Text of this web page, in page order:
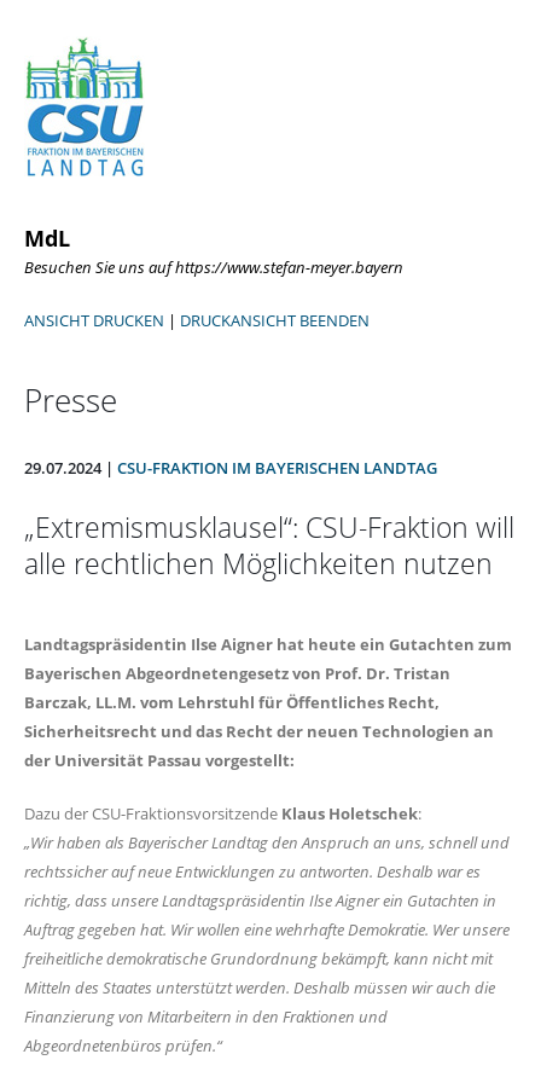
MdL
Besuchen Sie uns auf https://www.stefan-meyer.bayern
ANSICHT DRUCKEN | DRUCKANSICHT BEENDEN
Presse
29.07.2024 | CSU-FRAKTION IM BAYERISCHEN LANDTAG
Extremismusklausel“: CSU-Fraktion will
alle rechtlichen Möglichkeiten nutzen
Landtagspräsidentin Ilse Aigner hat heute ein Gutachten zum
Bayerischen Abgeordnetengesetz von Prof. Dr. Tristan
Barczak, LL.M. vom Lehrstuhl für Öffentliches Recht,
Sicherheitsrecht und das Recht der neuen Technologien an
der Universität Passau vorgestellt:
Dazu der CSU-Fraktionsvorsitzende Klaus Holetschek:
Wir haben als Bayerischer Landtag den Anspruch an uns, schnell und
rechtssicher auf neue Entwicklungen zu antworten. Deshalb war es
richtig, dass unsere Landtagspräsidentin Ilse Aigner ein Gutachten in
Auftrag gegeben hat. Wir wollen eine wehrhafte Demokratie. Wer unsere
freiheitliche demokratische Grundordnung bekämpft, kann nicht mit
Mitteln des Staates unterstützt werden. Deshalb müssen wir auch die
Finanzierung von Mitarbeitern in den Fraktionen und
Abgeordnetenbüros prüfen.“